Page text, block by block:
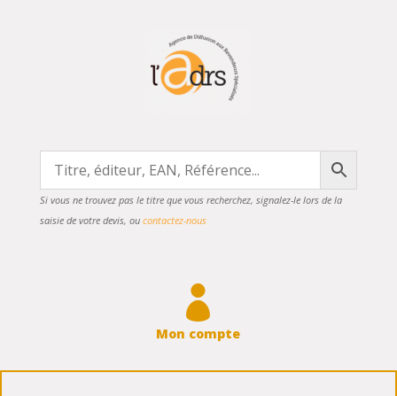
Si vous ne trouvez pas le titre que vous recherchez, signalez-le lors de la
saisie de votre devis, ou contactez-nous

Mon compte